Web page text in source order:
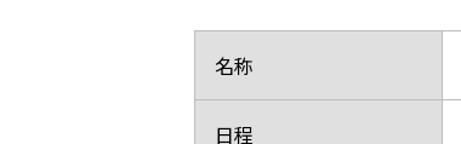
名称
日程